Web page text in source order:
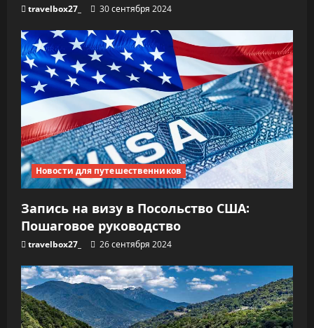
travelbox27_ 30 сентября 2024
Новости для путешественников
Запись на визу в Посольство США:
Пошаговое руководство
travelbox27_ 26 сентября 2024